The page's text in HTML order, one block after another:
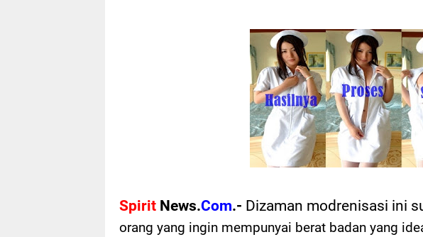
Spirit News.Com.- Dizaman modrenisasi ini
orang yang ingin mempunyai berat badan yang